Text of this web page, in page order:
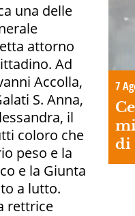
una delle
attorno
Ad
Accolla,
S. Anna,
il
coloro che
peso e la
e la Giunta
a lutto.
rettrice
7
di